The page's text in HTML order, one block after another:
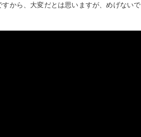
から、大変だとは思いますが、めげないで